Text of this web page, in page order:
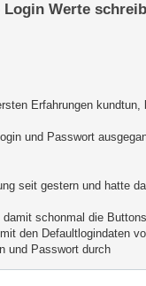
Werte
Erfahrungen
und Passwort
seit gestern und hatte
schonmal die
den Defaultlogindaten
und Passwort durch